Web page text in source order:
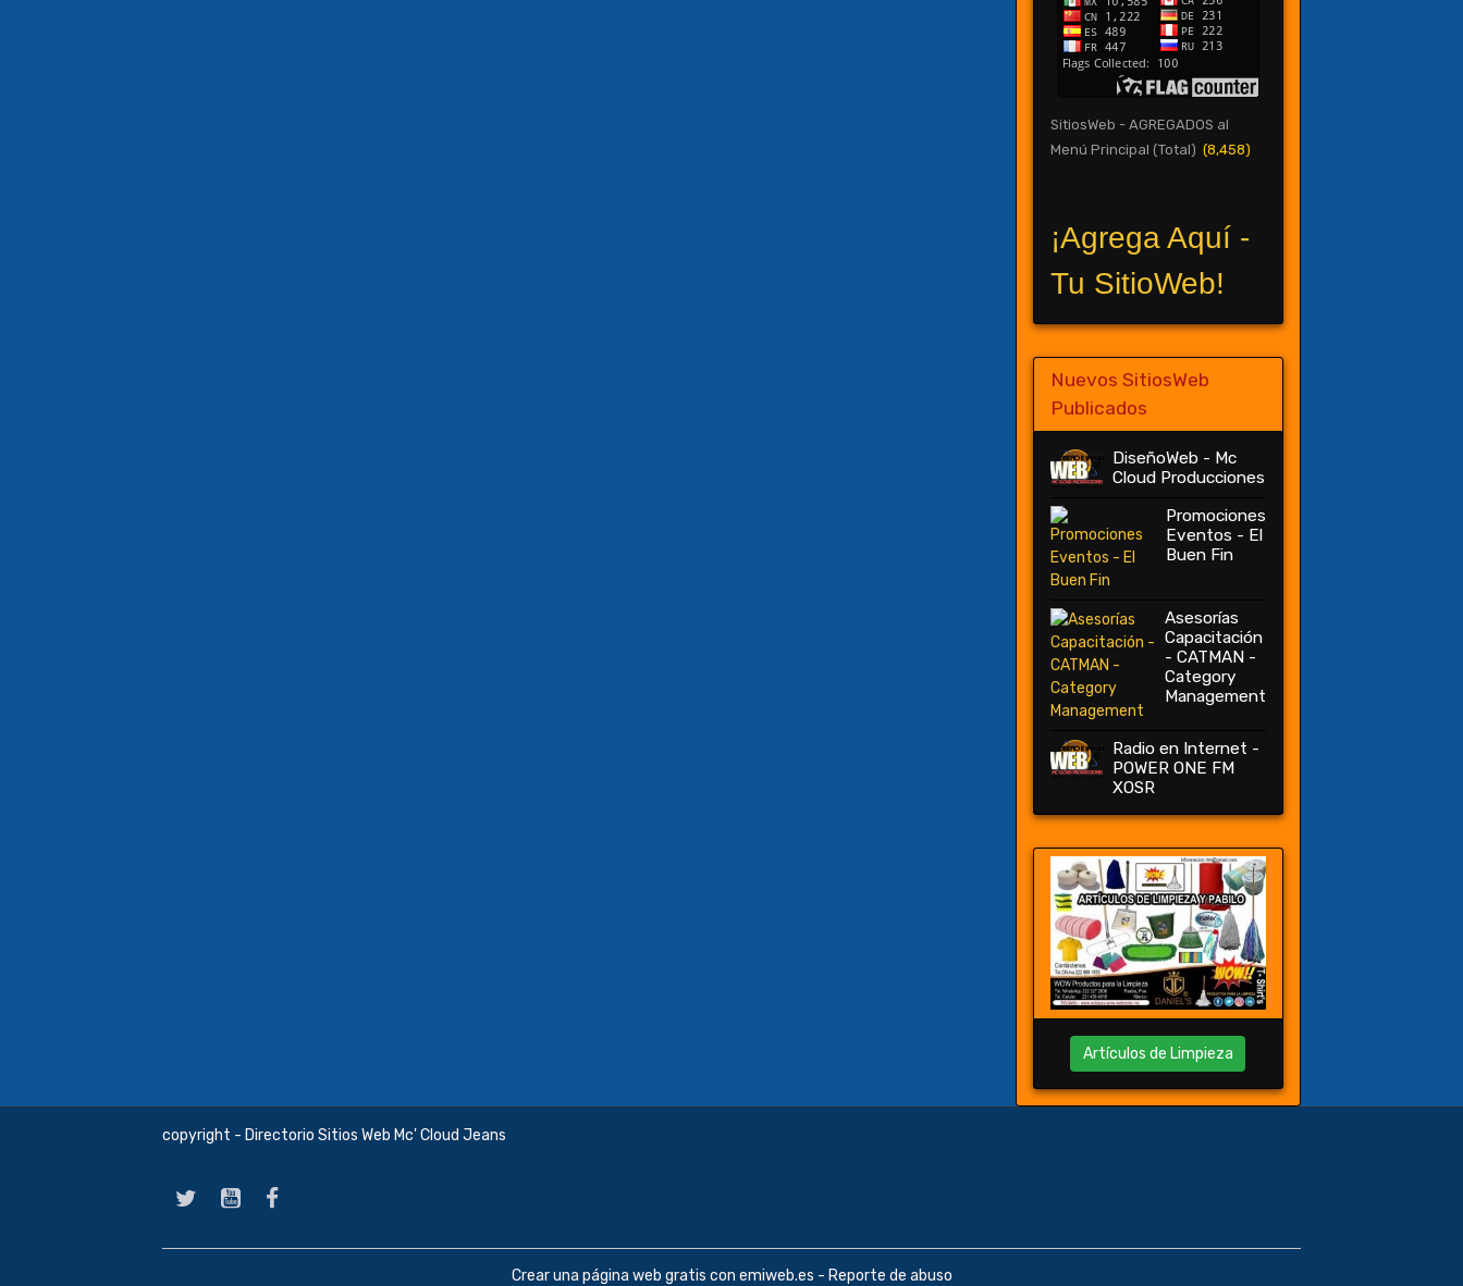
SitiosWeb - AGREGADOS al
Menú Principal (Total) (8,458)
¡Agrega Aquí -
Tu SitioWeb!
Nuevos SitiosWeb
Publicados
DiseñoWeb - Mc
Cloud Producciones
Promociones
Eventos - El
Buen Fin
Asesorías
Capacitación
- CATMAN -
Category
Management
Radio en Internet -
POWER ONE FM
XOSR
Artículos de Limpieza
copyright - Directorio Sitios Web Mc' Cloud Jeans
Crear una página web gratis con emiweb.es - Reporte de abuso